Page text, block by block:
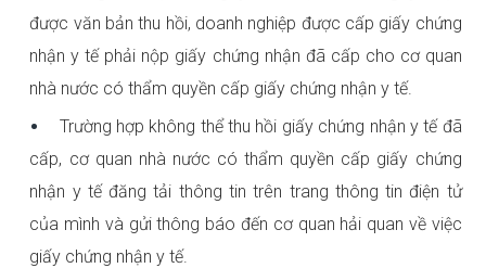
được văn bản thu hồi, doanh nghiệp được cấp giấy chứng
nhận y tế phải nộp giấy chứng nhận đã cấp cho cơ quan
nhà nước có thẩm quyền cấp giấy chứng nhận y tế.
Trường hợp không thể thu hồi giấy chứng nhận y tế đã
cấp, cơ quan nhà nước có thẩm quyền cấp giấy chứng
nhận y tế đăng tải thông tin trên trang thông tin điện tử
của mình và gửi thông báo đến cơ quan hải quan về việc
giấy chứng nhận y tế.